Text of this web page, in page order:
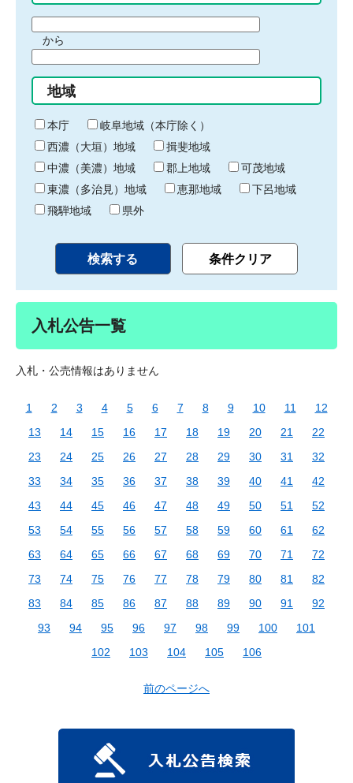
間
始
り
から
間
終
わ
り
地域
本庁
岐阜地域（本庁除く）
西濃（大垣）地域
揖斐地域
中濃（美濃）地域
郡上地域
可茂地域
東濃（多治見）地域
恵那地域
下呂地域
飛騨地域
県外
入札公告一覧
入札・公売情報はありません
1 2 3 4 5 6 7 8 9 10 11
12
13
14 15 16 17 18 19 20 21
22
23
24 25 26 27 28 29 30 31
32
33
34 35 36 37 38 39 40 41
42
43
44 45 46 47 48 49 50 51
52
53
54 55 56 57 58 59 60 61
62
63
64 65 66 67 68 69 70 71
72
73
74 75 76 77 78 79 80 81
82
83
84 85 86 87 88 89 90 91
92
93
94 95 96 97 98 99 100
101
102
103 104 105 106
前のページへ